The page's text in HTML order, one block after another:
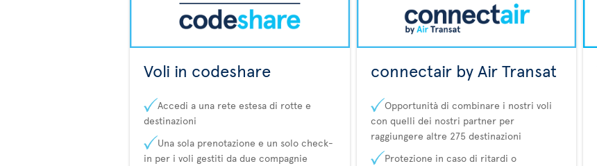
Voli in codeshare
Accedi a una rete estesa di rotte e
destinazioni
Una sola prenotazione e un solo check-
in per i voli gestiti da due compagnie
connectair by Air Transat
Opportunità di combinare i nostri voli
con quelli dei nostri partner per
raggiungere altre 275 destinazioni
Protezione in caso di ritardi o